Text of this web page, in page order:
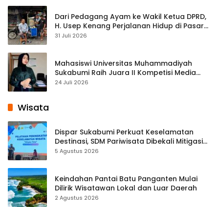
Dari Pedagang Ayam ke Wakil Ketua DPRD,
H. Usep Kenang Perjalanan Hidup di Pasar
Cisaat
31 Juli 2026
Mahasiswi Universitas Muhammadiyah
Sukabumi Raih Juara II Kompetisi Media
Pembelajaran Digital Tingkat Internasional
24 Juli 2026
Wisata
Dispar Sukabumi Perkuat Keselamatan
Destinasi, SDM Pariwisata Dibekali Mitigasi
hingga Teknik Evakuasi
5 Agustus 2026
Keindahan Pantai Batu Panganten Mulai
Dilirik Wisatawan Lokal dan Luar Daerah
2 Agustus 2026